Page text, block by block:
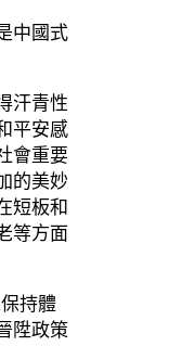
中國式
汗青性
平安感
會重要
的美妙
短板和
等方面
持體
陞政策